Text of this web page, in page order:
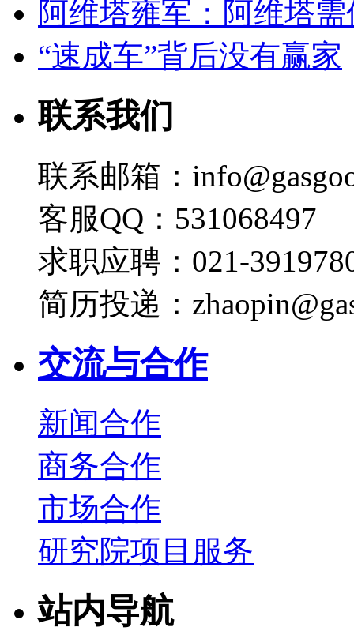
阿维塔雍军：阿维塔
“速成车”背后没有赢家
联系我们
联系邮箱：
客服QQ：531068497
求职应聘：021-
简历投递：
交流与合作
新闻合作
商务合作
市场合作
研究院项目服务
站内导航